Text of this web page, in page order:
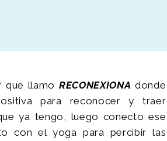
que llamo RECONEXIONA donde
para reconocer y traer
ya tengo, luego conecto ese
con el yoga para percibir las